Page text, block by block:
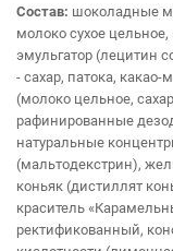
Cостав: шоколадные
молоко сухое
эмульгатор (лецитин
- сахар, патока, какао-
(молоко цельное,
рафинированные
натуральные
(мальтодекстрин),
коньяк (дистиллят
краситель
ректификованный,